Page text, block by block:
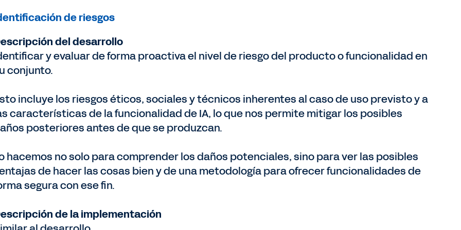
de riesgos
del desarrollo
y evaluar de forma proactiva el nivel de riesgo del producto o funcionalidad en
conjunto.
incluye los riesgos éticos, sociales y técnicos inherentes al caso de uso previsto y a
características de la funcionalidad de IA, lo que nos permite mitigar los posibles
posteriores antes de que se produzcan.
hacemos no solo para comprender los daños potenciales, sino para ver las posibles
de hacer las cosas bien y de una metodología para ofrecer funcionalidades de
segura con ese fin.
de la implementación